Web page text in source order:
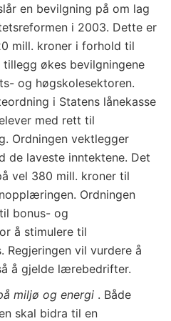
en bevilgning på om lag
i 2003. Dette er
mill. kroner i forhold til
økes bevilgningene
og høgskolesektoren.
i Statens lånekasse
med rett til
Ordningen vektlegger
de laveste inntektene. Det
vel 380 mill. kroner til
Ordningen
bonus- og
å stimulere til
Regjeringen vil vurdere å
å gjelde lærebedrifter.
miljø og energi . Både
skal bidra til en